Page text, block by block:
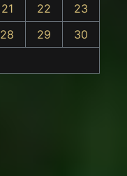
21 22
23
28 29
30